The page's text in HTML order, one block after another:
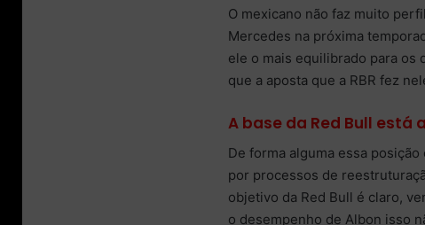
O mexicano não faz muito
Mercedes na próxima
ele o mais equilibrado para os
que a aposta que a RBR fez
A base da Red Bull está
De forma alguma essa
por processos de
objetivo da Red Bull é claro,
o desempenho de Albon isso